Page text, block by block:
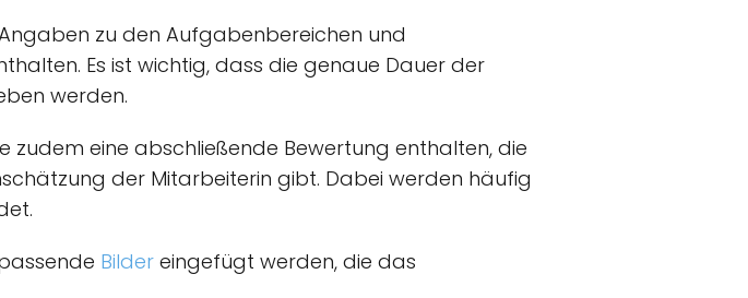
zu den Aufgabenbereichen und
Es ist wichtig, dass die genaue Dauer der
werden.
zudem eine abschließende Bewertung enthalten, die
der Mitarbeiterin gibt. Dabei werden häufig
Bilder eingefügt werden, die das